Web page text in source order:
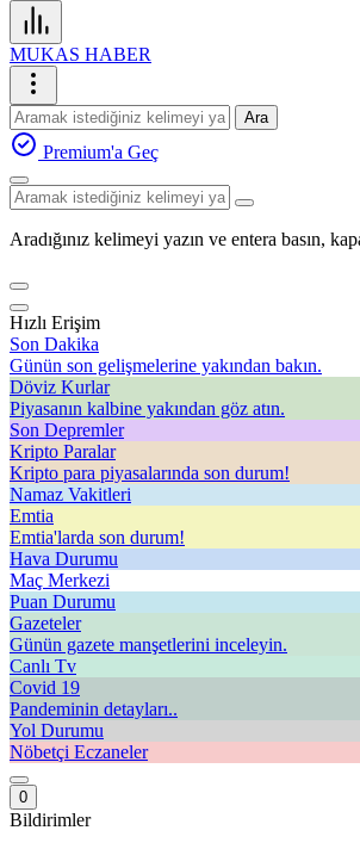
MUKAS HABER
Ara
Premium'a Geç
Aradığınız kelimeyi yazın ve entera basın,
Hızlı Erişim
Son Dakika
Günün son gelişmelerine yakından bakın.
Döviz Kurlar
Piyasanın kalbine yakından göz atın.
Son Depremler
Kripto Paralar
Kripto para piyasalarında son durum!
Namaz Vakitleri
Emtia
Emtia'larda son durum!
Hava Durumu
Maç Merkezi
Puan Durumu
Gazeteler
Günün gazete manşetlerini inceleyin.
Canlı Tv
Covid 19
Pandeminin detayları..
Yol Durumu
Nöbetçi Eczaneler
0
Bildirimler